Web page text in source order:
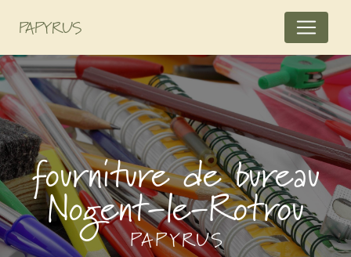
PAPYRUS
fourniture de bureau
Nogent-le-Rotrou
PAPYRUS